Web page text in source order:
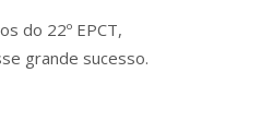
do 22º EPCT,
grande sucesso.